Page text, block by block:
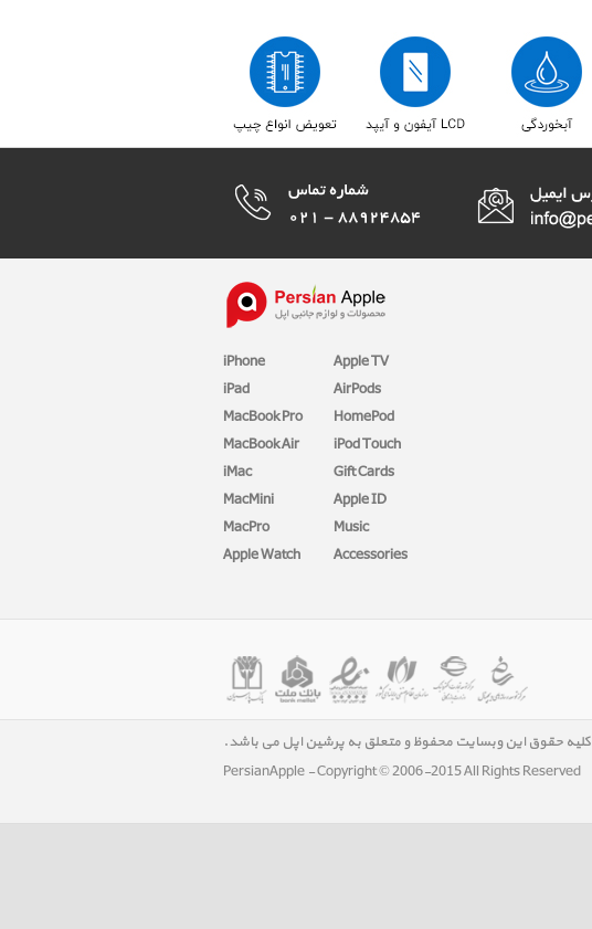
iPhone
iPad
MacBook Pro
MacBook Air
iMac
MacMini
MacPro
Apple Watch
Apple TV
AirPods
HomePod
iPod Touch
Gift Cards
Apple ID
Music
Accessories
کلیه حقوق این وبسایت محفوظ و متعلق به پرشین اپل می باشد.
PersianApple - Copyright © 2006-2015 All Rights Reserved